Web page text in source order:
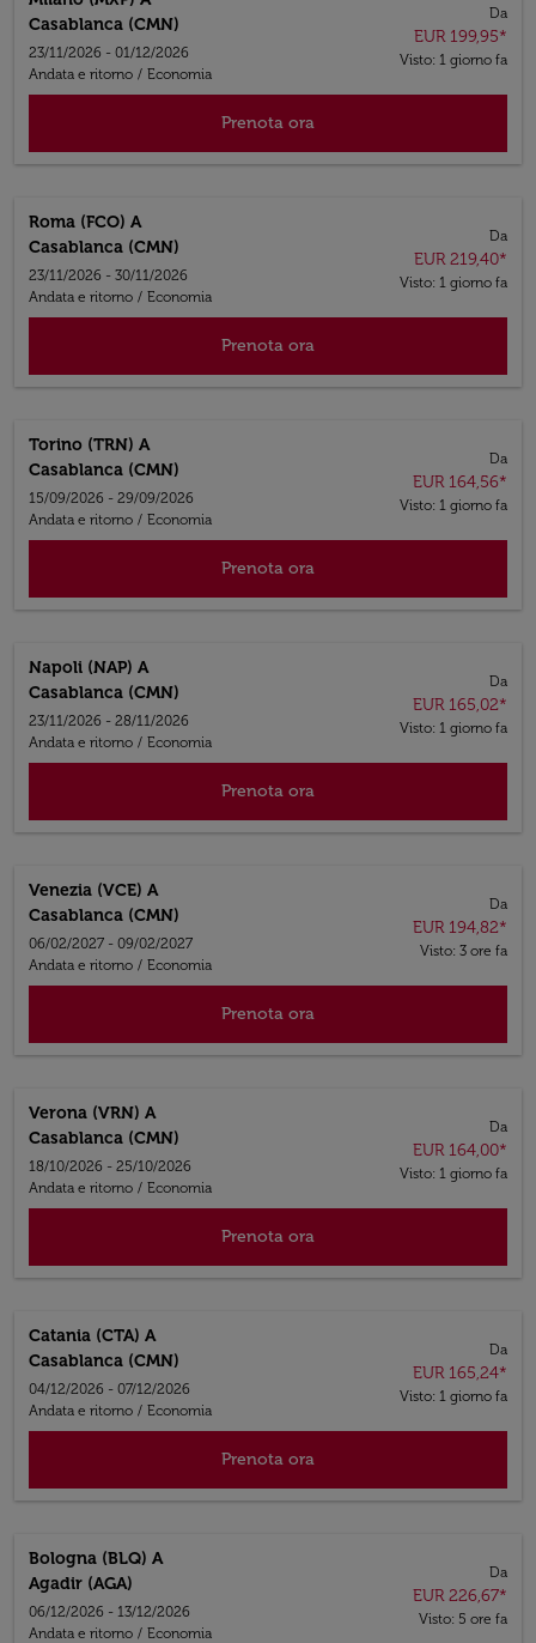
Casablanca (CMN)
23/11/2026 - 01/12/2026
Andata e ritorno / Economia
Da
EUR 199,95*
Visto: 1 giorno fa
Prenota ora
Roma (FCO) A
Casablanca (CMN)
23/11/2026 - 30/11/2026
Andata e ritorno / Economia
Da
EUR 219,40*
Visto: 1 giorno fa
Prenota ora
Torino (TRN) A
Casablanca (CMN)
15/09/2026 - 29/09/2026
Andata e ritorno / Economia
Da
EUR 164,56*
Visto: 1 giorno fa
Prenota ora
Napoli (NAP) A
Casablanca (CMN)
23/11/2026 - 28/11/2026
Andata e ritorno / Economia
Da
EUR 165,02*
Visto: 1 giorno fa
Prenota ora
Venezia (VCE) A
Casablanca (CMN)
06/02/2027 - 09/02/2027
Andata e ritorno / Economia
Da
EUR 194,82*
Visto: 3 ore fa
Prenota ora
Verona (VRN) A
Casablanca (CMN)
18/10/2026 - 25/10/2026
Andata e ritorno / Economia
Da
EUR 164,00*
Visto: 1 giorno fa
Prenota ora
Catania (CTA) A
Casablanca (CMN)
04/12/2026 - 07/12/2026
Andata e ritorno / Economia
Da
EUR 165,24*
Visto: 1 giorno fa
Prenota ora
Bologna (BLQ) A
Agadir (AGA)
06/12/2026 - 13/12/2026
Andata e ritorno / Economia
Da
EUR 226,67*
Visto: 5 ore fa